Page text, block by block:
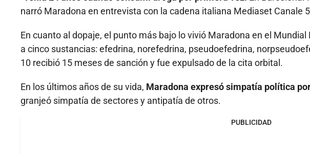
narró Maradona en entrevista con la cadena italiana Mediaset Canale
En cuanto al dopaje, el punto más bajo lo vivió Maradona en el
a cinco sustancias: efedrina, norefedrina, pseudoefedrina,
10 recibió 15 meses de sanción y fue expulsado de la cita orbital.
En los últimos años de su vida, Maradona expresó simpatía política
granjeó simpatía de sectores y antipatía de otros.
PUBLICIDAD